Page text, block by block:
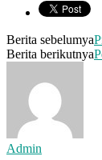
Berita sebelumya
Berita berikutnya
Admin